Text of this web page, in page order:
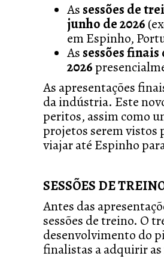
Assessões de
junho de 2026
em Espinho,
Assessões
2026
As apresentações
da indústria. Este
peritos, assim como
projetos serem vistos
viajar até Espinho
SESSÕES DE
Antes das
sessões de treino. O
desenvolvimento do
finalistas a adquirir as